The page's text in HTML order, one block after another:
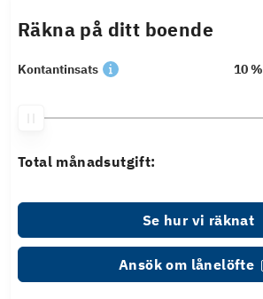
Räkna på ditt boende
Kontantinsats 10 %
Total månadsutgift:
Se hur vi räknat
Ansök om lånelöfte